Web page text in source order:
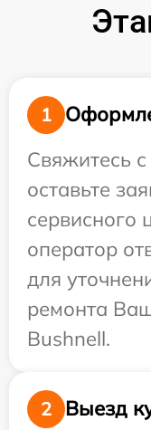
1
Свяжитесь
оставьте
сервисного
оператор
для
ремонта
Bushnell.
2 Выезд